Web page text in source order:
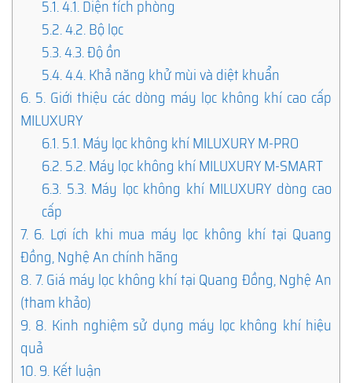
5.1.4.1. Diện tích phòng
5.2.4.2. Bộ lọc
5.3.4.3. Độ ồn
5.4.4.4. Khả năng khử mùi và diệt khuẩn
6. 5. Giới thiệu các dòng máy lọc không khí cao cấp
MILUXURY
6.1.5.1. Máy lọc không khí MILUXURY M-PRO
6.2.5.2. Máy lọc không khí MILUXURY M-SMART
6.3. 5.3. Máy lọc không khí MILUXURY dòng cao
cấp
7. 6. Lợi ích khi mua máy lọc không khí tại Quang
Đồng, Nghệ An chính hãng
8.7. Giá máy lọc không khí tại Quang Đồng, Nghệ An
(tham khảo)
9. 8. Kinh nghiệm sử dụng máy lọc không khí hiệu
quả
10.9. Kết luận